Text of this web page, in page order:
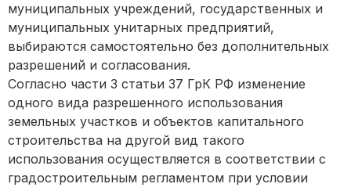
муниципальных учреждений, государственных и
муниципальных унитарных предприятий,
выбираются самостоятельно без дополнительных
разрешений и согласования.
Согласно части 3 статьи 37 ГрК РФ изменение
одного вида разрешенного использования
земельных участков и объектов капитального
строительства на другой вид такого
использования осуществляется в соответствии с
градостроительным регламентом при условии